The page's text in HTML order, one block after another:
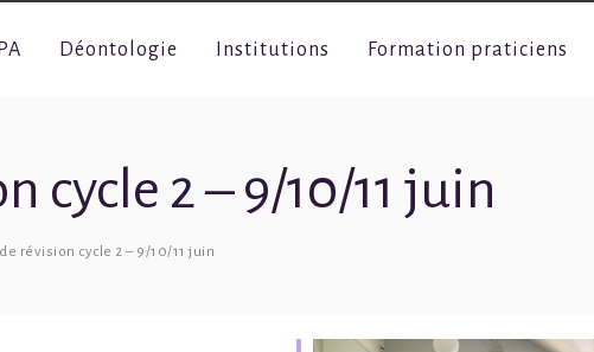
Déontologie Institutions Formation praticiens
cycle 2 – 9/10/11 juin
révision cycle 2 – 9/10/11 juin